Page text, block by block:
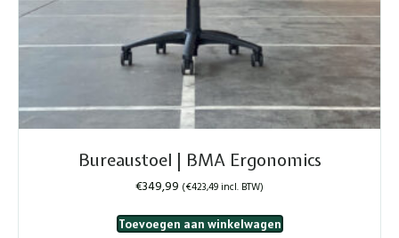
Bureaustoel | BMA Ergonomics
€349,99 (€423,49incl. BTW)
Toevoegen aan winkelwagen